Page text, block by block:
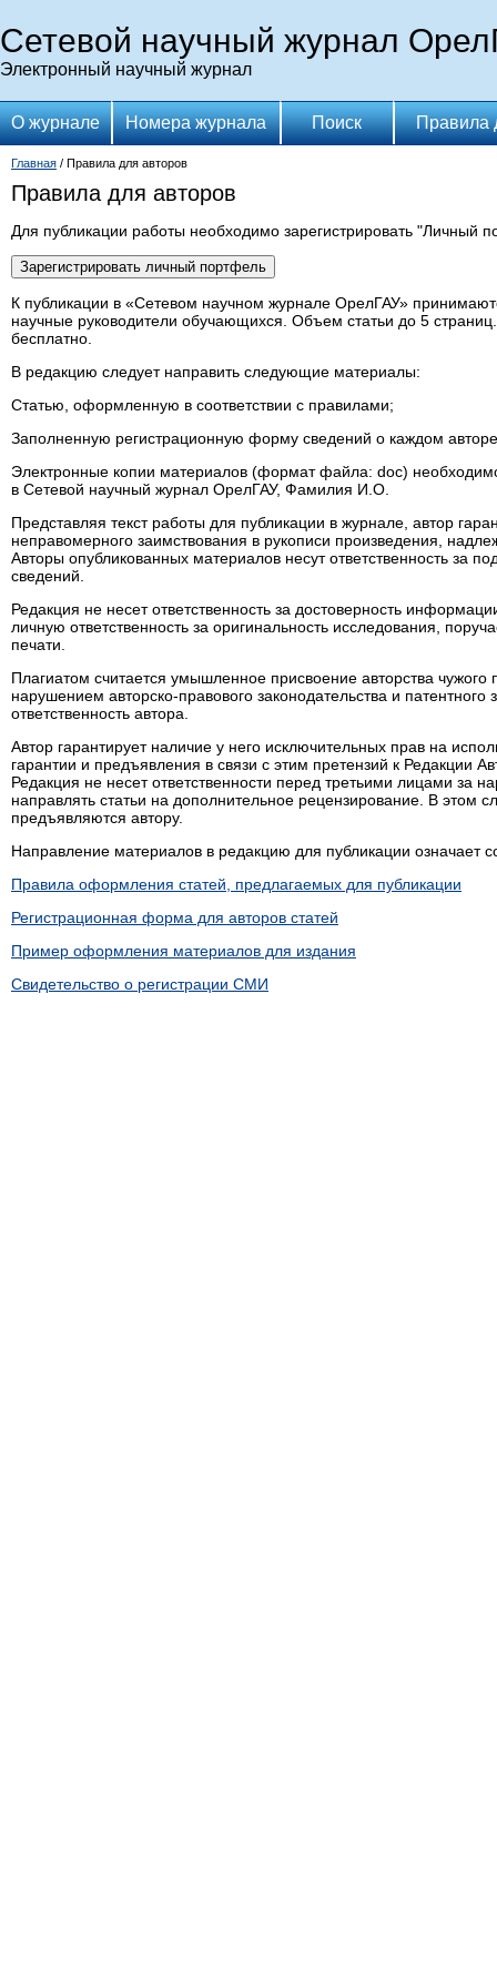
Сетевой научный журнал
Электронный научный журнал
О журнале Номера журнала Поиск Правила
Главная / Правила для авторов
Правила для авторов
Для публикации работы необходимо зарегистрировать "Личный
К публикации в «Сетевом научном журнале ОрелГАУ»
научные руководители обучающихся. Объем статьи до 5
бесплатно.
В редакцию следует направить следующие материалы:
Статью, оформленную в соответствии с правилами;
Заполненную регистрационную форму сведений о каждом
Электронные копии материалов (формат файла: doc)
в Сетевой научный журнал ОрелГАУ, Фамилия И.О.
Представляя текст работы для публикации в журнале, автор
неправомерного заимствования в рукописи произведения,
Авторы опубликованных материалов несут ответственность за
сведений.
Редакция не несет ответственность за достоверность
личную ответственность за оригинальность исследования,
печати.
Плагиатом считается умышленное присвоение авторства
нарушением авторско-правового законодательства и
ответственность автора.
Автор гарантирует наличие у него исключительных прав на
гарантии и предъявления в связи с этим претензий к Редакции
Редакция не несет ответственности перед третьими лицами за
направлять статьи на дополнительное рецензирование. В этом
предъявляются автору.
Направление материалов в редакцию для публикации означает
Правила оформления статей, предлагаемых для публикации
Регистрационная форма для авторов статей
Пример оформления материалов для издания
Свидетельство о регистрации СМИ